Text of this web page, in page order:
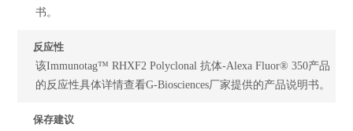
书。
反应性
该Immunotag™ RHXF2 Polyclonal 抗体-Alexa Fluor® 350产品
的反应性具体详情查看G-Biosciences厂家提供的产品说明书。
保存建议